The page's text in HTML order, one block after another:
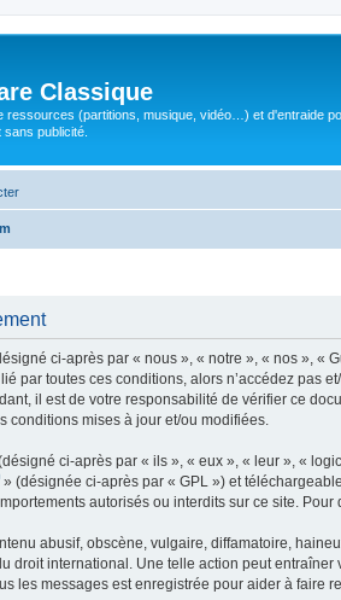
Classique
ressources (partitions, musique, vidéo…) et d'entraide
sans publicité.
ci-après par « nous », « notre », « nos », «
par toutes ces conditions, alors n’accédez
il est de votre responsabilité de vérifier ce
conditions mises à jour et/ou modifiées.
ci-après par « ils », « eux », « leur », «
» (désignée ci-après par « GPL ») et
autorisés ou interdits sur ce site.
abusif, obscène, vulgaire, diffamatoire,
droit international. Une telle action peut
les messages est enregistrée pour aider à faire